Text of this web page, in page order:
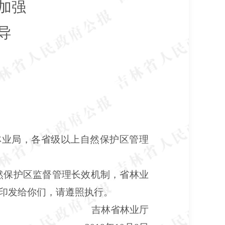
强
局，各省级以上自然保护区管理
护区监督管理长效机制，省林业
给你们，请遵照执行。
吉林省林业厅